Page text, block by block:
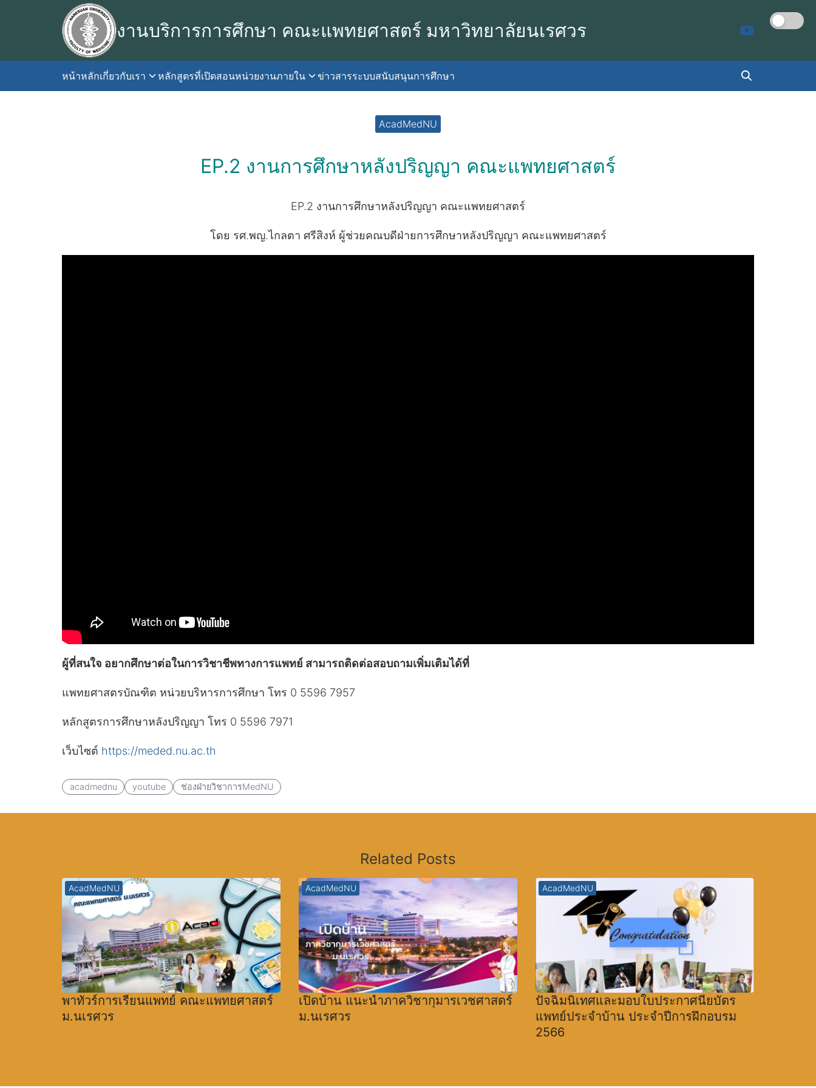
งานบริการการศึกษา คณะแพทยศาสตร์ มหาวิทยาลัยนเรศวร
หน้าหลักเกี่ยวกับเรา หลักสูตรที่เปิดสอนหน่วยงานภายใน ข่าวสารระบบสนับสนุนการศึกษา
AcadMedNU
EP.2 งานการศึกษาหลังปริญญา คณะแพทยศาสตร์
EP.2 งานการศึกษาหลังปริญญา คณะแพทยศาสตร์
โดย รศ.พญ.ไกลตา ศรีสิงห์ ผู้ช่วยคณบดีฝ่ายการศึกษาหลังปริญญา คณะแพทยศาสตร์
ผู้ที่สนใจ อยากศึกษาต่อในการวิชาชีพทางการแพทย์ สามารถติดต่อสอบถามเพิ่มเติมได้ที่
แพทยศาสตรบัณฑิต หน่วยบริหารการศึกษา โทร 0 5596 7957
หลักสูตรการศึกษาหลังปริญญา โทร 0 5596 7971
เว็บไซต์ https://meded.nu.ac.th
acadmednu youtube ช่องฝ่ายวิชาการMedNU
Related Posts
AcadMedNU
พาทัวร์การเรียนแพทย์ คณะแพทยศาสตร์
ม.นเรศวร
AcadMedNU
เปิดบ้าน แนะนำภาควิชากุมารเวชศาสตร์
ม.นเรศวร
AcadMedNU
ปัจฉิมนิเทศและมอบใบประกาศนียบัตร
แพทย์ประจำบ้าน ประจำปีการฝึกอบรม
2566